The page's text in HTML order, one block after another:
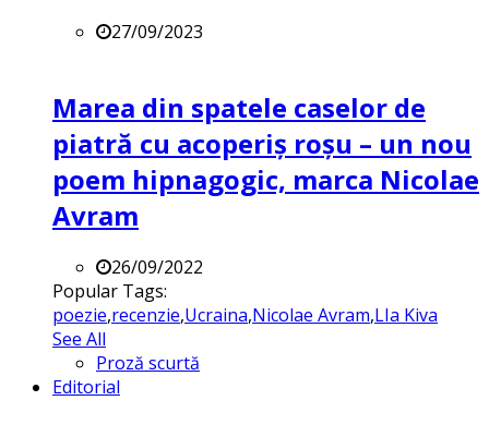
27/09/2023
Marea din spatele caselor de
piatră cu acoperiș roșu – un nou
poem hipnagogic, marca Nicolae
Avram
26/09/2022
Popular Tags:
poezie,recenzie,Ucraina,Nicolae Avram,LIa Kiva
See All
Proză scurtă
Editorial